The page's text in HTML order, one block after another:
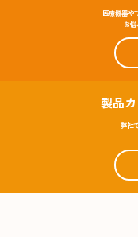
医療機器や
お
製品
弊社